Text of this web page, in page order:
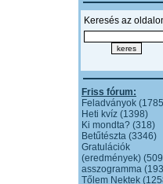
Keresés az
Friss fórum:
Feladványok
Heti kvíz (1398)
Ki mondta? (318)
Betűtészta (3346)
Gratulációk
(eredmények)
asszogramma
Tőlem Nektek